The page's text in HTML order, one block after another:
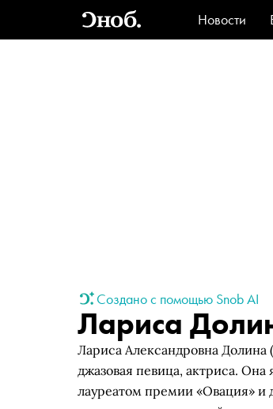
Новости
Создано с помощью Snob AI
Лариса
Лариса Александровна Долина
джазовая певица, актриса.
лауреатом премии «Овация» и